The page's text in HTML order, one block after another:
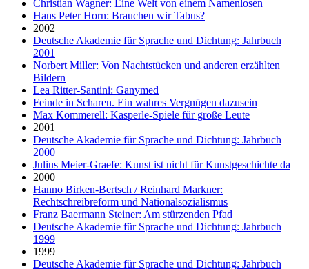
Christian Wagner: Eine Welt von einem Namenlosen
Hans Peter Horn: Brauchen wir Tabus?
2002
Deutsche Akademie für Sprache und Dichtung: Jahrbuch
2001
Norbert Miller: Von Nachtstücken und anderen erzählten
Bildern
Lea Ritter-Santini: Ganymed
Feinde in Scharen. Ein wahres Vergnügen dazusein
Max Kommerell: Kasperle-Spiele für große Leute
2001
Deutsche Akademie für Sprache und Dichtung: Jahrbuch
2000
Julius Meier-Graefe: Kunst ist nicht für Kunstgeschichte da
2000
Hanno Birken-Bertsch / Reinhard Markner:
Rechtschreibreform und Nationalsozialismus
Franz Baermann Steiner: Am stürzenden Pfad
Deutsche Akademie für Sprache und Dichtung: Jahrbuch
1999
1999
Deutsche Akademie für Sprache und Dichtung: Jahrbuch